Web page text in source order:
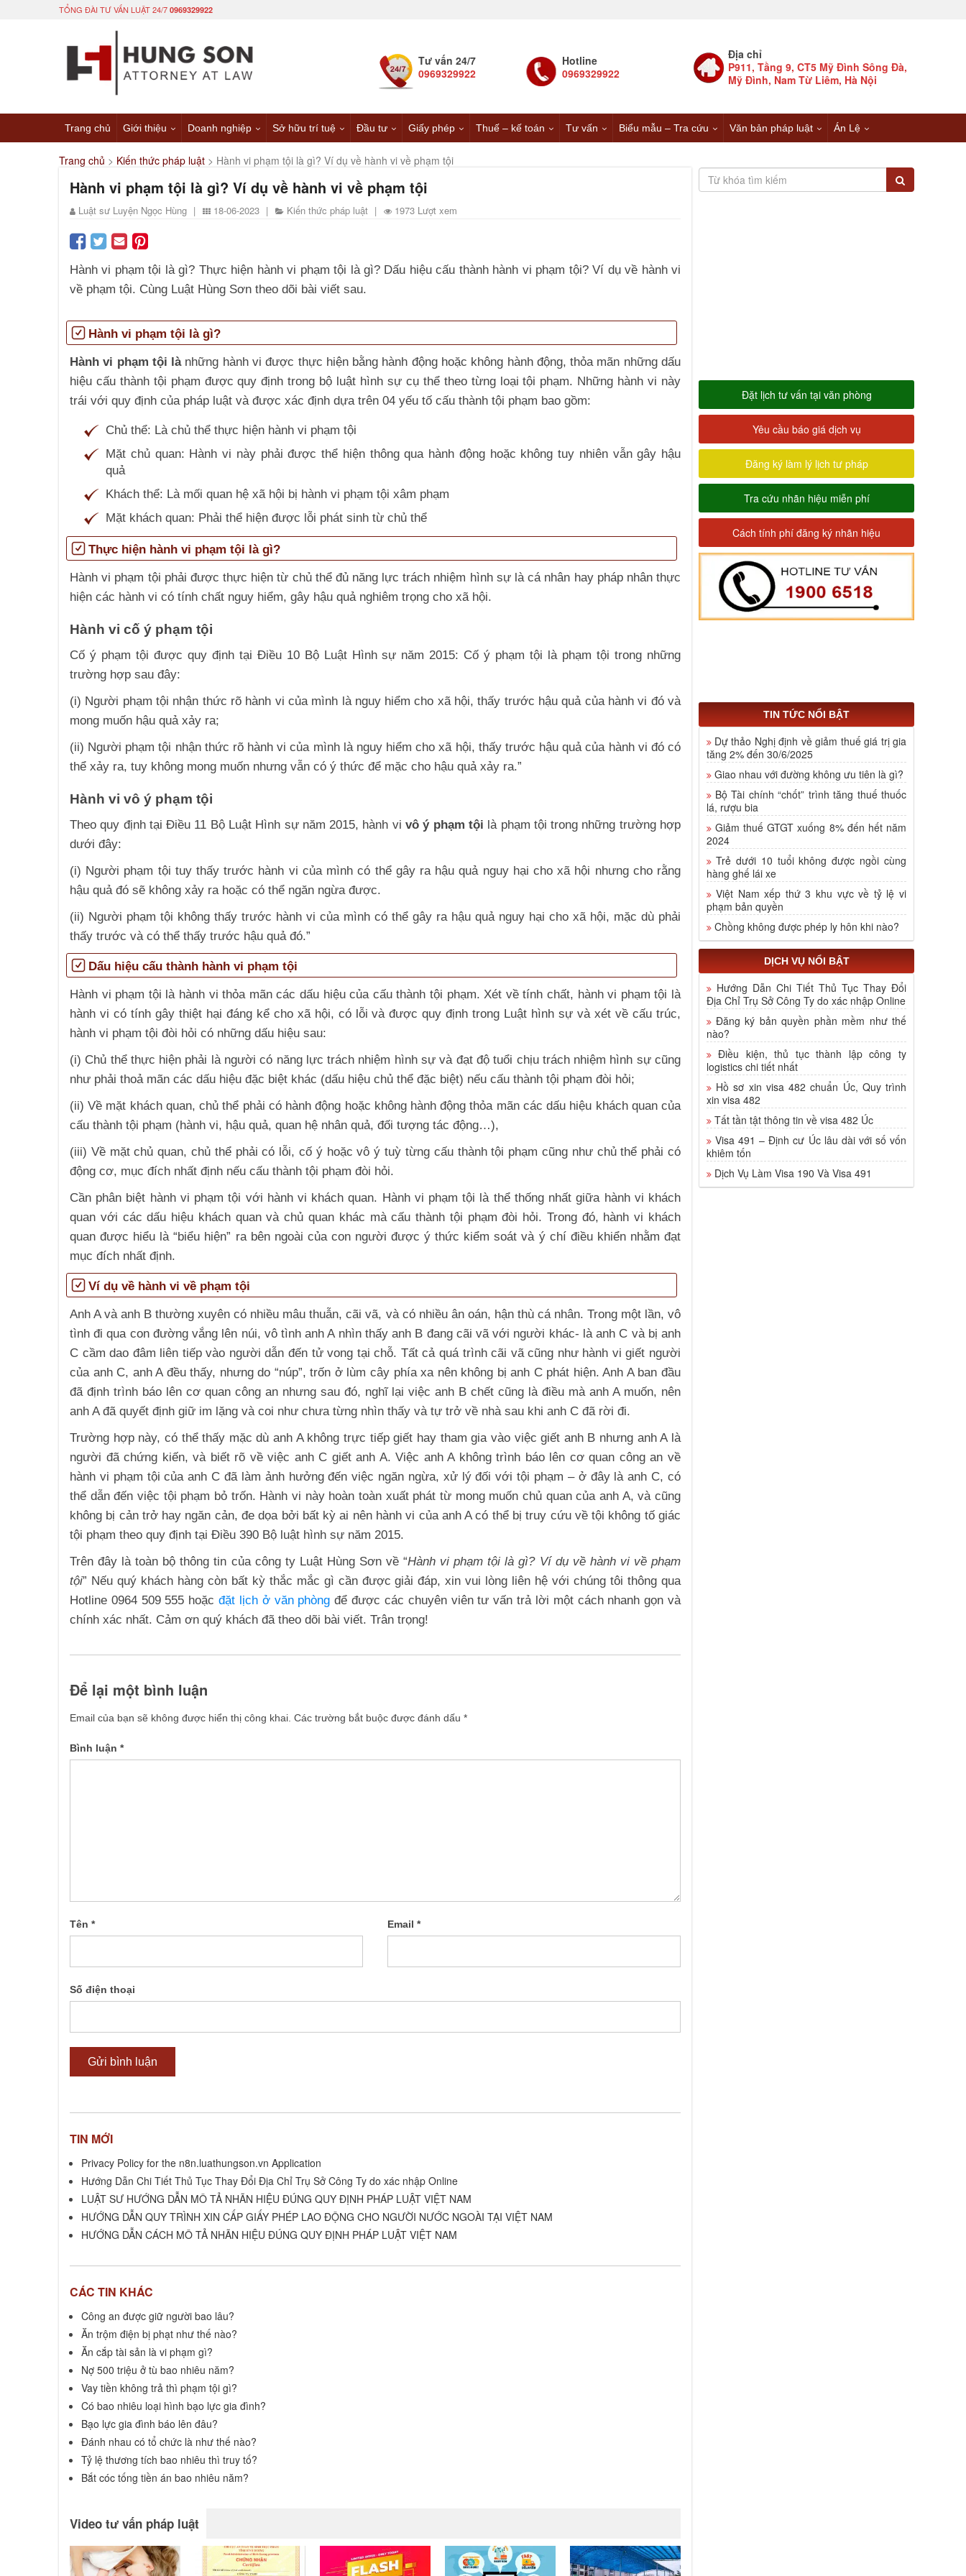
TỔNG ĐÀI TƯ VẤN LUẬT 24/7 0969329922
Tư vấn 24/7
0969329922
Hotline
0969329922
Địa chỉ
P911, Tầng 9, CT5 Mỹ Đình Sông Đà,
Mỹ Đình, Nam Từ Liêm, Hà Nội
Trang chủ Giới thiệu Doanh nghiệp Sở hữu trí tuệ Đầu tư Giấy phép Thuế – kế toán Tư vấn Biểu mẫu – Tra cứu Văn bản pháp luật Án Lệ
Trang chủ > Kiến thức pháp luật > Hành vi phạm tội là gì? Ví dụ về hành vi về phạm tội
Hành vi phạm tội là gì? Ví dụ về hành vi về phạm tội
Luật sư Luyện Ngọc Hùng | 18-06-2023 | Kiến thức pháp luật | 1973 Lượt xem
Hành vi phạm tội là gì? Thực hiện hành vi phạm tội là gì? Dấu hiệu cấu thành hành vi phạm tội? Ví dụ về hành vi
về phạm tội. Cùng Luật Hùng Sơn theo dõi bài viết sau.
Hành vi phạm tội là gì?
Hành vi phạm tội lànhững hành vi được thực hiện bằng hành động hoặc không hành động, thỏa mãn những dấu
hiệu cấu thành tội phạm được quy định trong bộ luật hình sự cụ thể theo từng loại tội phạm. Những hành vi này
trái với quy định của pháp luật và được xác định dựa trên 04 yếu tố cấu thành tội phạm bao gồm:
Chủ thể: Là chủ thể thực hiện hành vi phạm tội
Mặt chủ quan: Hành vi này phải được thể hiện thông qua hành động hoặc không tuy nhiên vẫn gây hậu
quả
Khách thể: Là mối quan hệ xã hội bị hành vi phạm tội xâm phạm
Mặt khách quan: Phải thể hiện được lỗi phát sinh từ chủ thể
Thực hiện hành vi phạm tội là gì?
Hành vi phạm tội phải được thực hiện từ chủ thể đủ năng lực trách nhiệm hình sự là cá nhân hay pháp nhân thực
hiện các hành vi có tính chất nguy hiểm, gây hậu quả nghiêm trọng cho xã hội.
Hành vi cố ý phạm tội
Cố ý phạm tội được quy định tại Điều 10 Bộ Luật Hình sự năm 2015: Cố ý phạm tội là phạm tội trong những
trường hợp sau đây:
(i) Người phạm tội nhận thức rõ hành vi của mình là nguy hiểm cho xã hội, thấy trước hậu quả của hành vi đó và
mong muốn hậu quả xảy ra;
(ii) Người phạm tội nhận thức rõ hành vi của mình là nguy hiểm cho xã hội, thấy trước hậu quả của hành vi đó có
thể xảy ra, tuy không mong muốn nhưng vẫn có ý thức để mặc cho hậu quả xảy ra.”
Hành vi vô ý phạm tội
Theo quy định tại Điều 11 Bộ Luật Hình sự năm 2015, hành vivô ý phạm tội là phạm tội trong những trường hợp
dưới đây:
(i) Người phạm tội tuy thấy trước hành vi của mình có thể gây ra hậu quả nguy hại cho xã hội nhưng cho rằng
hậu quả đó sẽ không xảy ra hoặc có thể ngăn ngừa được.
(ii) Người phạm tội không thấy trước hành vi của mình có thể gây ra hậu quả nguy hại cho xã hội, mặc dù phải
thấy trước và có thể thấy trước hậu quả đó.”
Dấu hiệu cấu thành hành vi phạm tội
Hành vi phạm tội là hành vi thỏa mãn các dấu hiệu của cấu thành tội phạm. Xét về tính chất, hành vi phạm tội là
hành vi có tính gây thiệt hại đáng kể cho xã hội, có lỗi và được quy định trong Luật hình sự và xét về cấu trúc,
hành vi phạm tội đòi hỏi có những dấu hiệu sau:
(i) Chủ thể thực hiện phải là người có năng lực trách nhiệm hình sự và đạt độ tuổi chịu trách nhiệm hình sự cũng
như phải thoả mãn các dấu hiệu đặc biệt khác (dấu hiệu chủ thể đặc biệt) nếu cấu thành tội phạm đòi hỏi;
(ii) Về mặt khách quan, chủ thể phải có hành động hoặc không hành động thỏa mãn các dấu hiệu khách quan của
cấu thành tội phạm (hành vi, hậu quả, quan hệ nhân quả, đối tượng tác động…),
(iii) Về mặt chủ quan, chủ thể phải có lỗi, cố ý hoặc vô ý tuỳ từng cấu thành tội phạm cũng như chủ thể phải có
động cơ, mục đích nhất định nếu cấu thành tội phạm đòi hỏi.
Cần phân biệt hành vi phạm tội với hành vi khách quan. Hành vi phạm tội là thể thống nhất giữa hành vi khách
quan với các dấu hiệu khách quan và chủ quan khác mà cấu thành tội phạm đòi hỏi. Trong đó, hành vi khách
quan được hiểu là “biểu hiện” ra bên ngoài của con người được ý thức kiểm soát và ý chí điều khiển nhằm đạt
mục đích nhất định.
Ví dụ về hành vi về phạm tội
Anh A và anh B thường xuyên có nhiều mâu thuẫn, cãi vã, và có nhiều ân oán, hận thù cá nhân. Trong một lần, vô
tình đi qua con đường vắng lên núi, vô tình anh A nhìn thấy anh B đang cãi vã với người khác- là anh C và bị anh
C cầm dao đâm liên tiếp vào người dẫn đến tử vong tại chỗ. Tất cả quá trình cãi vã cũng như hành vi giết người
của anh C, anh A đều thấy, nhưng do “núp”, trốn ở lùm cây phía xa nên không bị anh C phát hiện. Anh A ban đầu
đã định trình báo lên cơ quan công an nhưng sau đó, nghĩ lại việc anh B chết cũng là điều mà anh A muốn, nên
anh A đã quyết định giữ im lặng và coi như chưa từng nhìn thấy và tự trở về nhà sau khi anh C đã rời đi.
Trường hợp này, có thể thấy mặc dù anh A không trực tiếp giết hay tham gia vào việc giết anh B nhưng anh A là
người đã chứng kiến, và biết rõ về việc anh C giết anh A. Việc anh A không trình báo lên cơ quan công an về
hành vi phạm tội của anh C đã làm ảnh hưởng đến việc ngăn ngừa, xử lý đối với tội phạm – ở đây là anh C, có
thể dẫn đến việc tội phạm bỏ trốn. Hành vi này hoàn toàn xuất phát từ mong muốn chủ quan của anh A, và cũng
không bị cản trở hay ngăn cản, đe dọa bởi bất kỳ ai nên hành vi của anh A có thể bị truy cứu về tội không tố giác
tội phạm theo quy định tại Điều 390 Bộ luật hình sự năm 2015.
Trên đây là toàn bộ thông tin của công tyLuật Hùng Sơnvề “Hành vi phạm tội là gì? Ví dụ về hành vi về phạm
tội” Nếu quý khách hàng còn bất kỳ thắc mắc gì cần được giải đáp, xin vui lòng liên hệ với chúng tôi thông qua
Hotline 0964 509 555 hoặc đặt lịch ở văn phòng để được các chuyên viên tư vấn trả lời một cách nhanh gọn và
chính xác nhất. Cảm ơn quý khách đã theo dõi bài viết. Trân trọng!
Để lại một bình luận
Email của bạn sẽ không được hiển thị công khai. Các trường bắt buộc được đánh dấu *
Bình luận *
Tên * Email *
Số điện thoại
TIN MỚI
Privacy Policy for the n8n.luathungson.vn Application
Hướng Dẫn Chi Tiết Thủ Tục Thay Đổi Địa Chỉ Trụ Sở Công Ty do xác nhập Online
LUẬT SƯ HƯỚNG DẪN MÔ TẢ NHÃN HIỆU ĐÚNG QUY ĐỊNH PHÁP LUẬT VIỆT NAM
HƯỚNG DẪN QUY TRÌNH XIN CẤP GIẤY PHÉP LAO ĐỘNG CHO NGƯỜI NƯỚC NGOÀI TẠI VIỆT NAM
HƯỚNG DẪN CÁCH MÔ TẢ NHÃN HIỆU ĐÚNG QUY ĐỊNH PHÁP LUẬT VIỆT NAM
CÁC TIN KHÁC
Công an được giữ người bao lâu?
Ăn trộm điện bị phạt như thế nào?
Ăn cắp tài sản là vi phạm gì?
Nợ 500 triệu ở tù bao nhiêu năm?
Vay tiền không trả thì phạm tội gì?
Có bao nhiêu loại hình bạo lực gia đình?
Bạo lực gia đình báo lên đâu?
Đánh nhau có tổ chức là như thế nào?
Tỷ lệ thương tích bao nhiêu thì truy tố?
Bắt cóc tống tiền án bao nhiêu năm?
Video tư vấn pháp luật
Đặt lịch tư vấn tại văn phòng
Yêu cầu báo giá dịch vụ
Đăng ký làm lý lịch tư pháp
Tra cứu nhãn hiệu miễn phí
Cách tính phí đăng ký nhãn hiệu
TIN TỨC NỔI BẬT
Dự thảo Nghị định về giảm thuế giá trị gia
tăng 2% đến 30/6/2025
Giao nhau với đường không ưu tiên là gì?
Bộ Tài chính “chốt” trình tăng thuế thuốc
lá, rượu bia
Giảm thuế GTGT xuống 8% đến hết năm
2024
Trẻ dưới 10 tuổi không được ngồi cùng
hàng ghế lái xe
Việt Nam xếp thứ 3 khu vực về tỷ lệ vi
phạm bản quyền
Chồng không được phép ly hôn khi nào?
DỊCH VỤ NỔI BẬT
Hướng Dẫn Chi Tiết Thủ Tục Thay Đổi
Địa Chỉ Trụ Sở Công Ty do xác nhập Online
Đăng ký bản quyền phần mềm như thế
nào?
Điều kiện, thủ tục thành lập công ty
logistics chi tiết nhất
Hồ sơ xin visa 482 chuẩn Úc, Quy trình
xin visa 482
Tất tần tật thông tin về visa 482 Úc
Visa 491 – Định cư Úc lâu dài với số vốn
khiêm tốn
Dịch Vụ Làm Visa 190 Và Visa 491